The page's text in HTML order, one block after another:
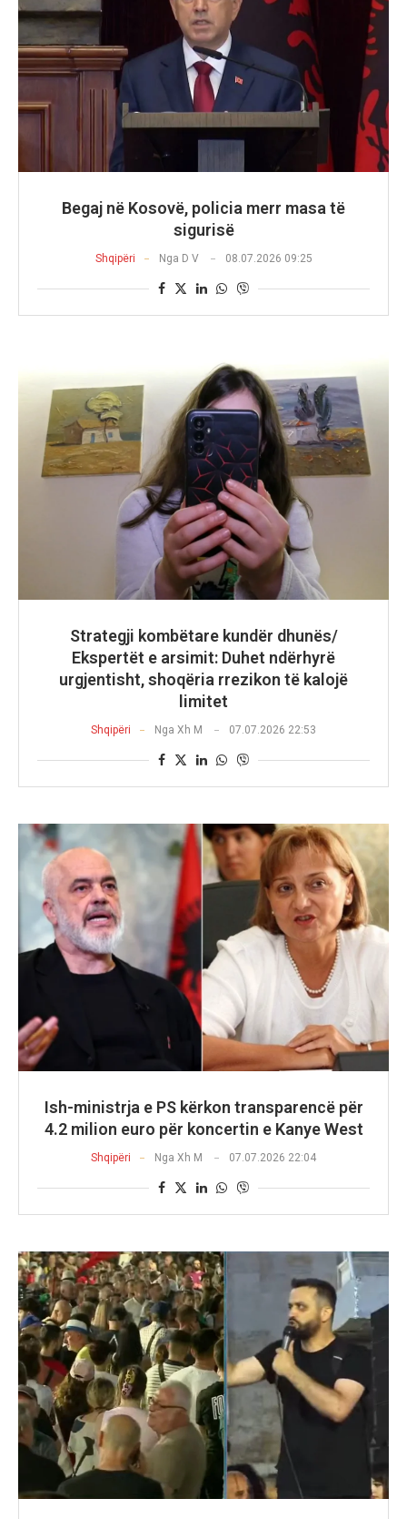
Begaj në Kosovë, policia merr masa të
sigurisë
Shqipëri Nga D V 08.07.2026 09:25
Strategji kombëtare kundër dhunës/
Ekspertët e arsimit: Duhet ndërhyrë
urgjentisht, shoqëria rrezikon të kalojë
limitet
Shqipëri Nga Xh M 07.07.2026 22:53
Ish-ministrja e PS kërkon transparencë për
4.2 milion euro për koncertin e Kanye West
Shqipëri Nga Xh M 07.07.2026 22:04